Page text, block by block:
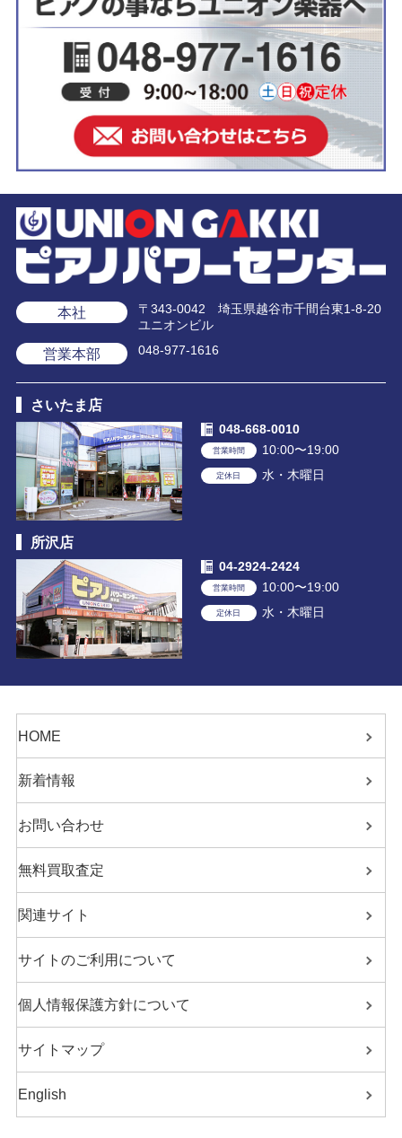
本社
〒343-0042 埼玉県越谷市千間台東1-8-20
ユニオンビル
営業本部 048-977-1616
さいたま店
048-668-0010
営業時間 10:00〜19:00
定休日 水・木曜日
所沢店
04-2924-2424
営業時間 10:00〜19:00
定休日 水・木曜日
HOME
新着情報
お問い合わせ
無料買取査定
関連サイト
サイトのご利用について
個人情報保護方針について
サイトマップ
English